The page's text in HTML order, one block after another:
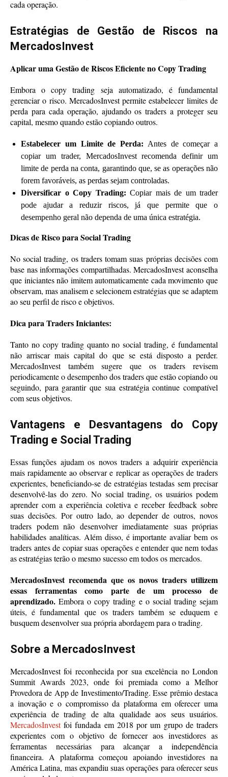
cada operação.
Estratégias de Gestão de Riscos na
MercadosInvest
Aplicar uma Gestão de Riscos Eficiente no Copy Trading
Embora o copy trading seja automatizado, é fundamental
gerenciar o risco. MercadosInvest permite estabelecer limites de
perda para cada operação, ajudando os traders a proteger seu
capital, mesmo quando estão copiando outros.
Estabelecer um Limite de Perda: Antes de começar a
copiar um trader, MercadosInvest recomenda definir um
limite de perda na conta, garantindo que, se as operações não
forem favoráveis, as perdas sejam controladas.
Diversificar o Copy Trading: Copiar mais de um trader
pode ajudar a reduzir riscos, já que permite que o
desempenho geral não dependa de uma única estratégia.
Dicas de Risco para Social Trading
No social trading, os traders tomam suas próprias decisões com
base nas informações compartilhadas. MercadosInvest aconselha
que iniciantes não imitem automaticamente cada movimento que
observam, mas analisem e selecionem estratégias que se adaptem
ao seu perfil de risco e objetivos.
Dica para Traders Iniciantes:
Tanto no copy trading quanto no social trading, é fundamental
não arriscar mais capital do que se está disposto a perder.
MercadosInvest também sugere que os traders revisem
periodicamente o desempenho dos traders que estão copiando ou
seguindo, para garantir que sua estratégia continue compatível
com seus objetivos.
Vantagens e Desvantagens do Copy
Trading e Social Trading
Essas funções ajudam os novos traders a adquirir experiência
mais rapidamente ao observar e replicar as operações de traders
experientes, beneficiando-se de estratégias testadas sem precisar
desenvolvê-las do zero. No social trading, os usuários podem
aprender com a experiência coletiva e receber feedback sobre
suas decisões. Por outro lado, ao depender de outros, novos
traders podem não desenvolver imediatamente suas próprias
habilidades analíticas. Além disso, é importante avaliar bem os
traders antes de copiar suas operações e entender que nem todas
as estratégias terão o mesmo sucesso em todos os mercados.
MercadosInvest recomenda que os novos traders utilizem
essas ferramentas como parte de um processo de
aprendizado. Embora o copy trading e o social trading sejam
úteis, é fundamental que os traders também se eduquem e
busquem desenvolver sua própria abordagem para o trading.
Sobre a MercadosInvest
MercadosInvest foi reconhecida por sua excelência no London
Summit Awards 2023, onde foi premiada como a Melhor
Provedora de App de Investimento/Trading. Esse prêmio destaca
a inovação e o compromisso da plataforma em oferecer uma
experiência de trading de alta qualidade aos seus usuários.
MercadosInvestfoi fundada em 2018 por um grupo de traders
experientes com o objetivo de fornecer aos investidores as
ferramentas necessárias para alcançar a independência
financeira. A plataforma começou apoiando investidores na
América Latina, mas expandiu suas operações para oferecer seus